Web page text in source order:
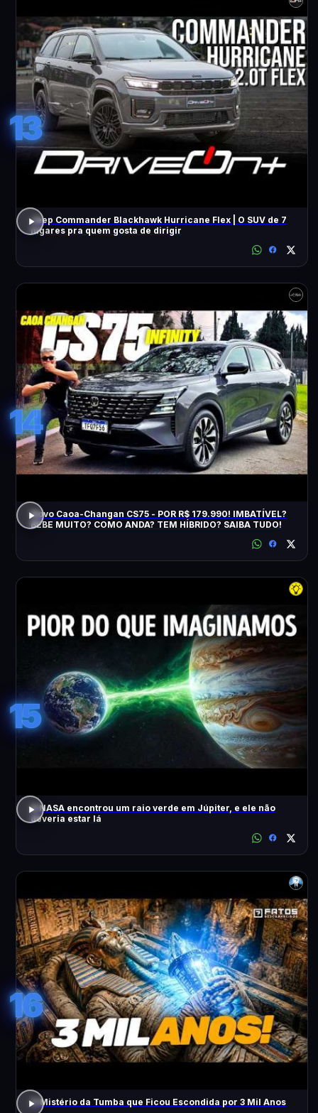
13
Jeep Commander Blackhawk Hurricane Flex | O SUV de 7
lugares pra quem gosta de dirigir
14
Novo Caoa-Changan CS75 - POR R$ 179.990! IMBATÍVEL?
BEBE MUITO? COMO ANDA? TEM HÍBRIDO? SAIBA TUDO!
15
A NASA encontrou um raio verde em Júpiter, e ele não
deveria estar lá
16
O Mistério da Tumba que Ficou Escondida por 3 Mil Anos